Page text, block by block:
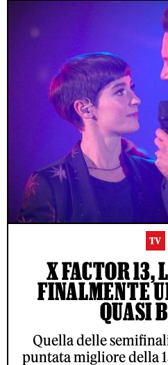
TV
X FACTOR 13,
FINALMENTE
QUASI
Quella delle
puntata migliore della